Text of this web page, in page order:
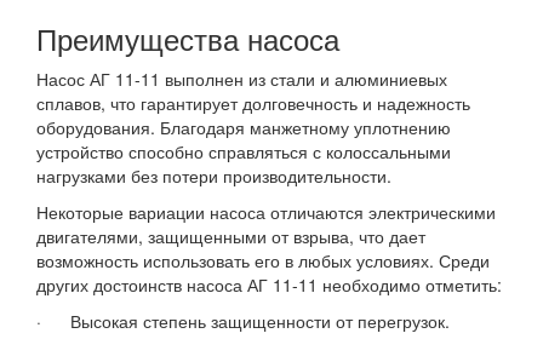
Преимущества насоса
Насос АГ 11-11 выполнен из стали и алюминиевых
сплавов, что гарантирует долговечность и надежность
оборудования. Благодаря манжетному уплотнению
устройство способно справляться с колоссальными
нагрузками без потери производительности.
Некоторые вариации насоса отличаются электрическими
двигателями, защищенными от взрыва, что дает
возможность использовать его в любых условиях. Среди
других достоинств насоса АГ 11-11 необходимо отметить:
· Высокая степень защищенности от перегрузок.